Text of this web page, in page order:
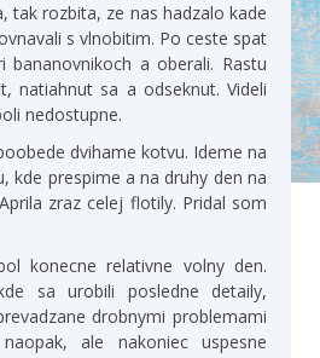
tak rozbita, ze nas hadzalo kade
s vlnobitim. Po ceste spat
bananovnikoch a oberali. Rastu
natiahnut sa a odseknut. Videli
nedostupne.
dvihame kotvu. Ideme na
kde prespime a na druhy den na
zraz celej flotily. Pridal som
konecne relativne volny den.
sa urobili posledne detaily,
drobnymi problemami
ale nakoniec uspesne